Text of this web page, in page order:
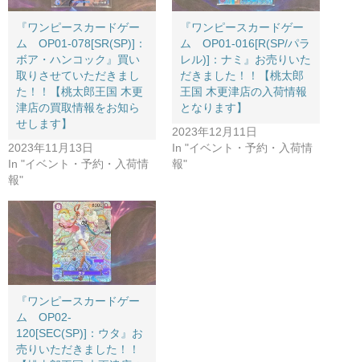
『ワンピースカードゲー
ム OP01-078[SR(SP)]：
ボア・ハンコック』買い
取りさせていただきまし
た！！【桃太郎王国 木更
津店の買取情報をお知ら
せします】
2023年11月13日
In "イベント・予約・入荷情
報"
『ワンピースカードゲー
ム OP01-016[R(SP/パラ
レル)]：ナミ』お売りいた
だきました！！【桃太郎
王国 木更津店の入荷情報
となります】
2023年12月11日
In "イベント・予約・入荷情
報"
『ワンピースカードゲー
ム OP02-
120[SEC(SP)]：ウタ』お
売りいただきました！！